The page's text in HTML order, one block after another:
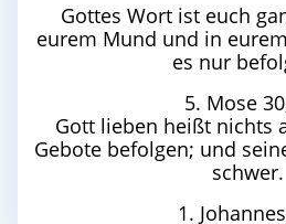
Gottes Wort ist euch
eurem Mund und in
es nur
5. Mose
Gott lieben heißt nichts
Gebote befolgen; und
schwer.
1.